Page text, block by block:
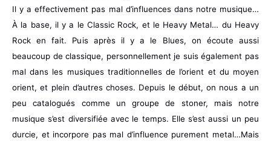
Il y a effectivement pas mal d’influences dans notre musique…
À la base, il y a le Classic Rock, et le Heavy Metal… du Heavy
Rock en fait. Puis après il y a le Blues, on écoute aussi
beaucoup de classique, personnellement je suis également pas
mal dans les musiques traditionnelles de l’orient et du moyen
orient, et plein d’autres choses. Depuis le début, on nous a un
peu catalogués comme un groupe de stoner, mais notre
musique s’est diversifiée avec le temps. Elle s’est aussi un peu
durcie, et incorpore pas mal d’influence purement metal…Mais